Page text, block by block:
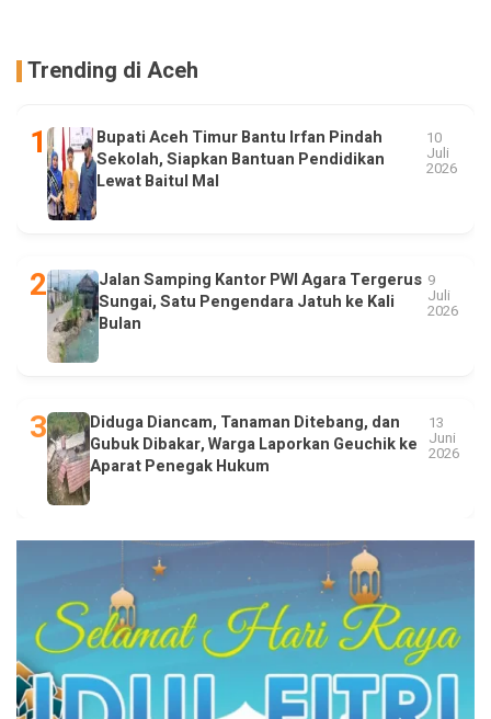
Trending di Aceh
Bupati Aceh Timur Bantu Irfan Pindah
Sekolah, Siapkan Bantuan Pendidikan
Lewat Baitul Mal
10
Juli
2026
Jalan Samping Kantor PWI Agara Tergerus
Sungai, Satu Pengendara Jatuh ke Kali
Bulan
9
Juli
2026
Diduga Diancam, Tanaman Ditebang, dan
Gubuk Dibakar, Warga Laporkan Geuchik ke
Aparat Penegak Hukum
13
Juni
2026